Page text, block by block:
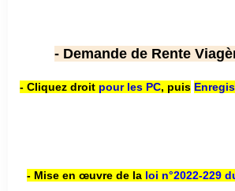
- Demande de Rente
- Cliquez droit pour les PC, puis
- Mise en œuvre de la loi n°2022-229